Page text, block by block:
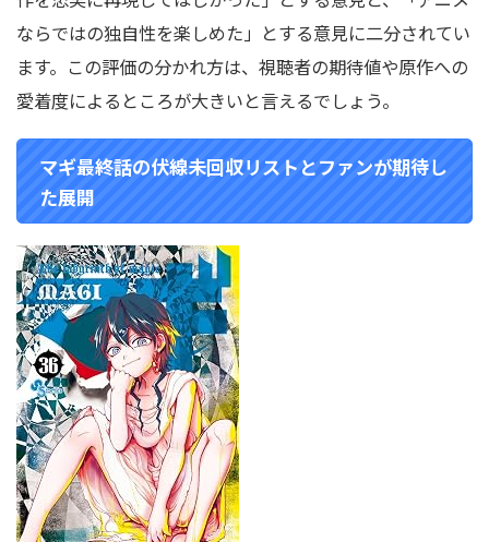
ならではの独自性を楽しめた」とする意見に二分されてい
ます。この評価の分かれ方は、視聴者の期待値や原作への
愛着度によるところが大きいと言えるでしょう。
マギ最終話の伏線未回収リストとファンが期待し
た展開